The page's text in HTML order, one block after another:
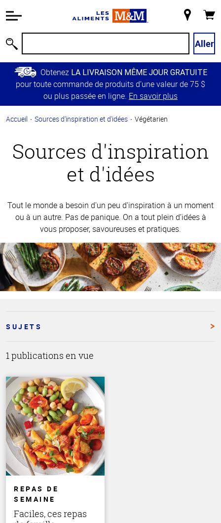
relative à
Passer
contenu
principal
Retour à
principale
magasin
Aller
Obtenez LA LIVRAISON MÊME JOUR GRATUITE
pour toute commande de produits d’une valeur de 75 $
ou plus passée en ligne. En savoir plus
Accueil Sources d'inspiration et d'idées Végétarien
Sources d'inspiration
et d'idées
Tout le monde a besoin d'un peu d'inspiration à un moment
ou à un autre. Pas de panique. On a tout plein d’idées à
vous proposer, savoureuses et pratiques.
SUJETS
1 publications en vue
REPAS DE
SEMAINE
Faciles, ces repas